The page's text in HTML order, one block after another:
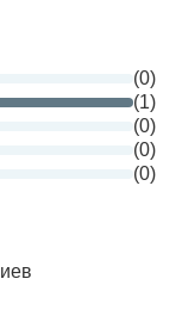
(0)
(1)
(0)
(0)
(0)